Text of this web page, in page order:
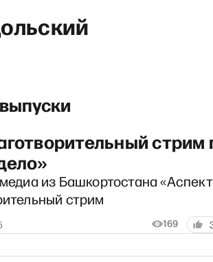
стрим
из Башкортостана
стрим
169